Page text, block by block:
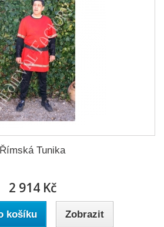
Římská Tunika
2 914 Kč
košíku Zobrazit